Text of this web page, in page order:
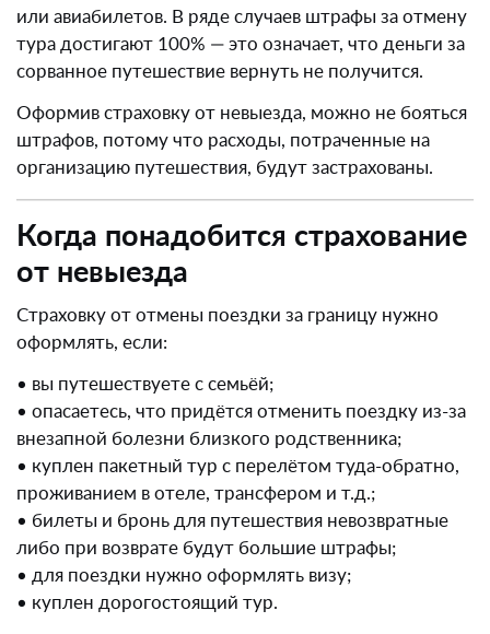
или авиабилетов. В ряде случаев штрафы за отмену
тура достигают 100% — это означает, что деньги за
сорванное путешествие вернуть не получится.
Оформив страховку от невыезда, можно не бояться
штрафов, потому что расходы, потраченные на
организацию путешествия, будут застрахованы.
Когда понадобится страхование
от невыезда
Страховку от отмены поездки за границу нужно
оформлять, если:
• вы путешествуете с семьёй;
• опасаетесь, что придётся отменить поездку из-за
внезапной болезни близкого родственника;
• куплен пакетный тур с перелётом туда-обратно,
проживанием в отеле, трансфером и т.д.;
• билеты и бронь для путешествия невозвратные
либо при возврате будут большие штрафы;
• для поездки нужно оформлять визу;
• куплен дорогостоящий тур.